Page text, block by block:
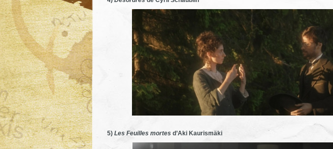
5) Les Feuilles mortes d’Aki Kaurismäki